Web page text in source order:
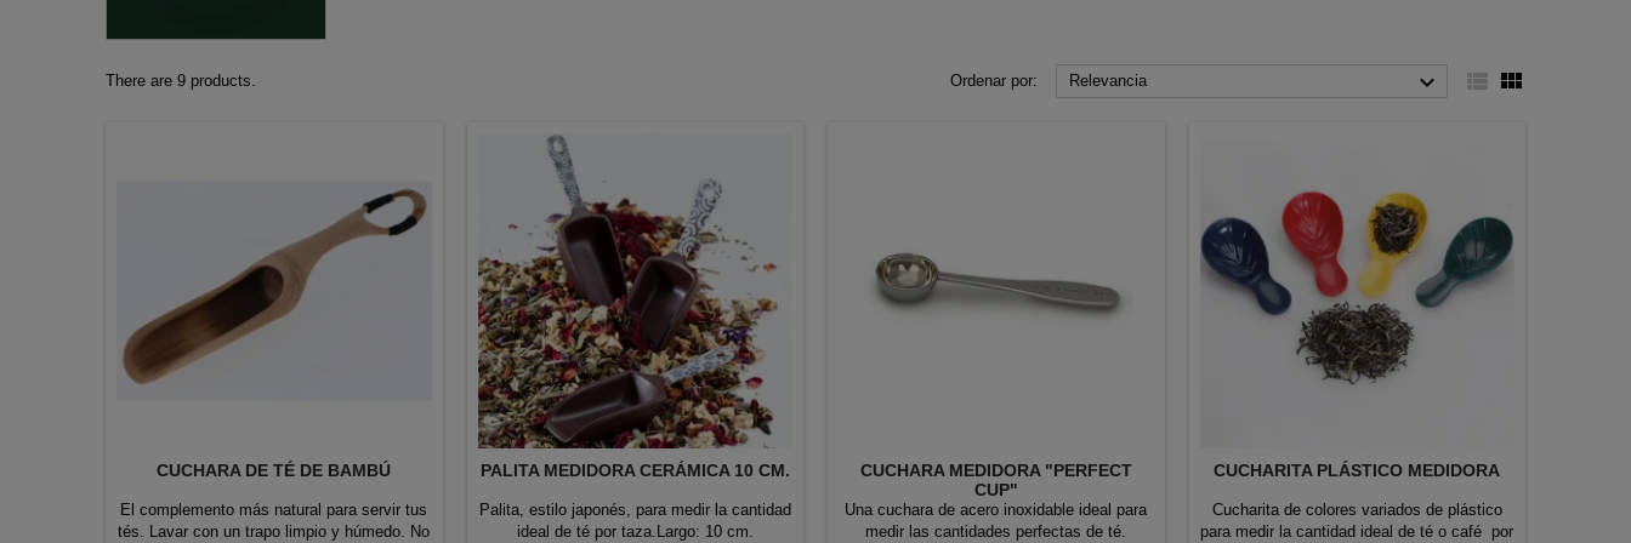
There are 9 products. Ordenar por: Relevancia   
CUCHARA DE TÉ DE BAMBÚ
El complemento más natural para servir tus
tés. Lavar con un trapo limpio y húmedo. No
PALITA MEDIDORA CERÁMICA 10 CM.
Palita, estilo japonés, para medir la cantidad
ideal de té por taza.Largo: 10 cm.
CUCHARA MEDIDORA "PERFECT
CUP"
Una cuchara de acero inoxidable ideal para
medir las cantidades perfectas de té.
CUCHARITA PLÁSTICO MEDIDORA
Cucharita de colores variados de plástico
para medir la cantidad ideal de té o café por